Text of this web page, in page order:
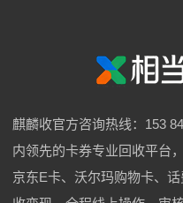
麒麟收官方咨询热线：153
内领先的卡券专业回收平台
京东E卡、沃尔玛购物卡、